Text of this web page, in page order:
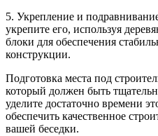
5. Укрепление и
укрепите его, используя
блоки для обеспечения
конструкции.
Подготовка места под
который должен быть
уделите достаточно времени
обеспечить качественное
вашей беседки.